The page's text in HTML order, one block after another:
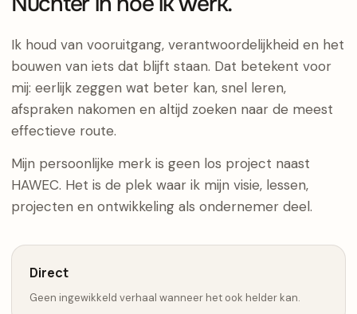
Ik houd van vooruitgang, verantwoordelijkheid en het
bouwen van iets dat blijft staan. Dat betekent voor
mij: eerlijk zeggen wat beter kan, snel leren,
afspraken nakomen en altijd zoeken naar de meest
effectieve route.
Mijn persoonlijke merk is geen los project naast
HAWEC. Het is de plek waar ik mijn visie, lessen,
projecten en ontwikkeling als ondernemer deel.
Direct
Geen ingewikkeld verhaal wanneer het ook helder kan.